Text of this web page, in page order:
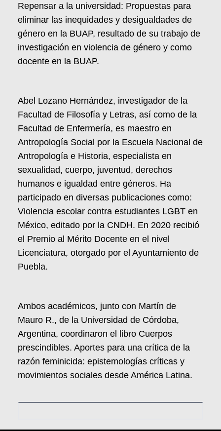
Repensar a la universidad: Propuestas para
eliminar las inequidades y desigualdades de
género en la BUAP, resultado de su trabajo de
investigación en violencia de género y como
docente en la BUAP.
Abel Lozano Hernández, investigador de la
Facultad de Filosofía y Letras, así como de la
Facultad de Enfermería, es maestro en
Antropología Social por la Escuela Nacional de
Antropología e Historia, especialista en
sexualidad, cuerpo, juventud, derechos
humanos e igualdad entre géneros. Ha
participado en diversas publicaciones como:
Violencia escolar contra estudiantes LGBT en
México, editado por la CNDH. En 2020 recibió
el Premio al Mérito Docente en el nivel
Licenciatura, otorgado por el Ayuntamiento de
Puebla.
Ambos académicos, junto con Martín de
Mauro R., de la Universidad de Córdoba,
Argentina, coordinaron el libro Cuerpos
prescindibles. Aportes para una crítica de la
razón feminicida: epistemologías críticas y
movimientos sociales desde América Latina.